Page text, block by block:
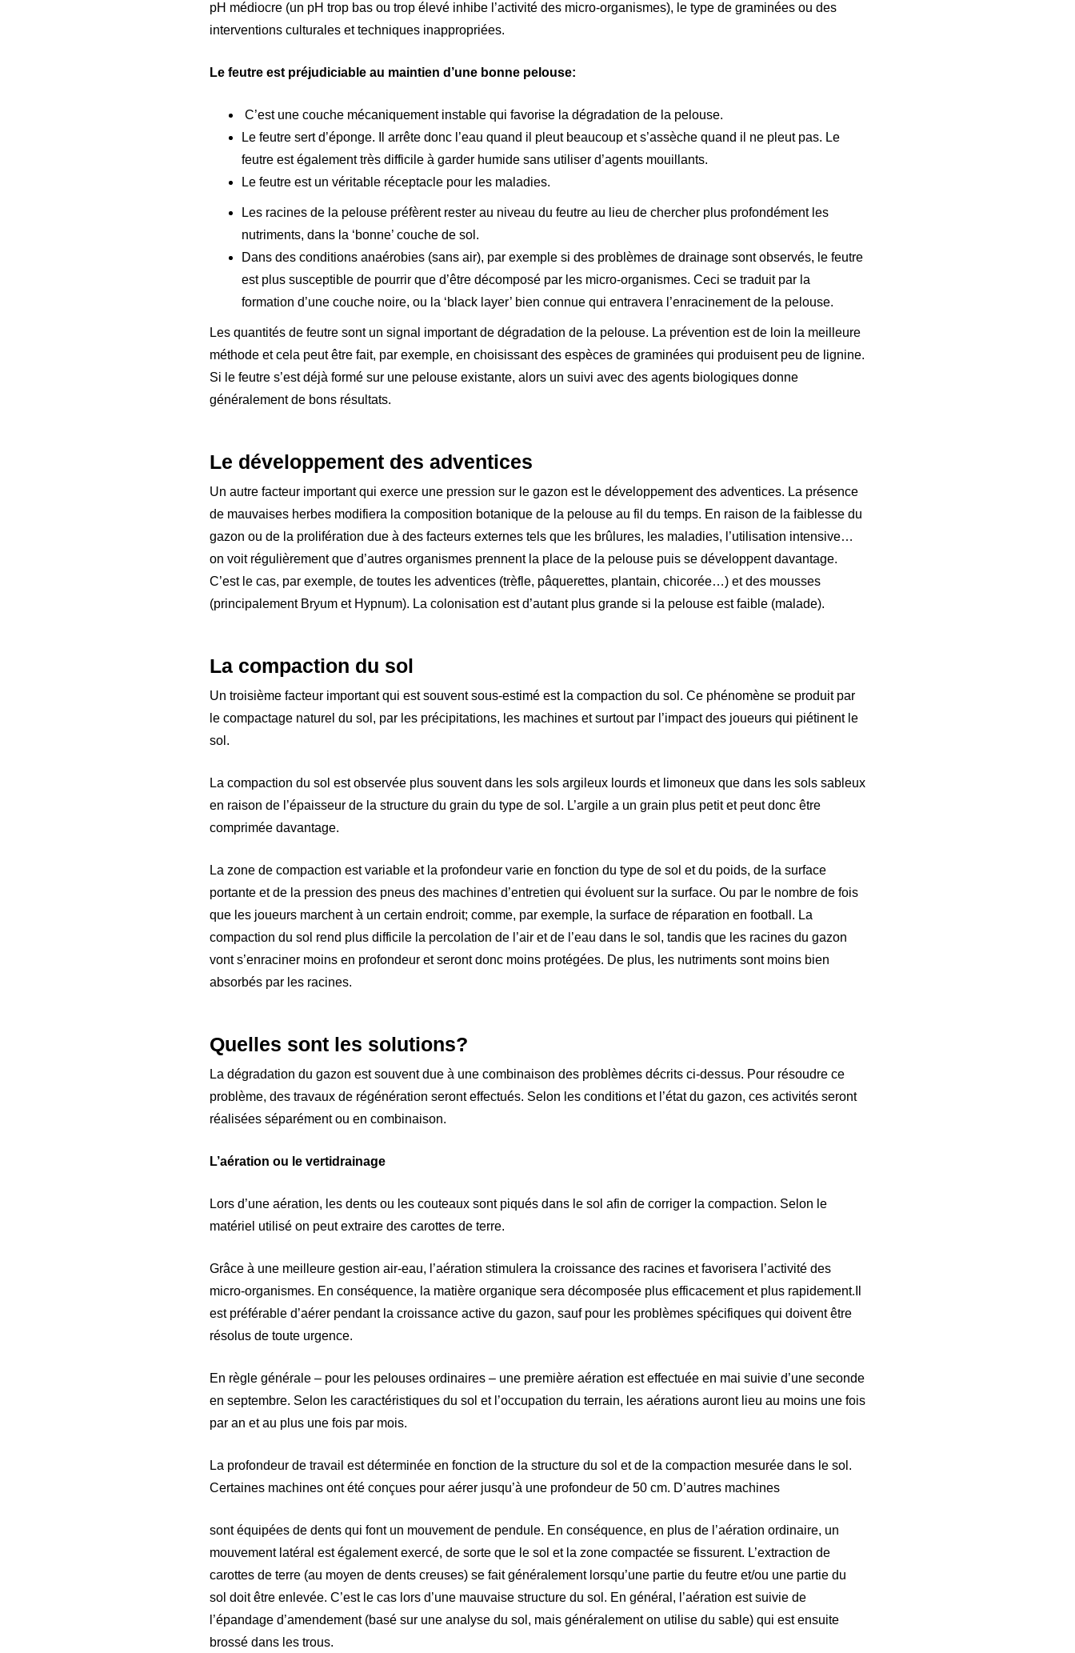
pH médiocre (un pH trop bas ou trop élevé inhibe l’activité des micro-organismes), le type de graminées ou des
interventions culturales et techniques inappropriées.
Le feutre est préjudiciable au maintien d’une bonne pelouse:
C’est une couche mécaniquement instable qui favorise la dégradation de la pelouse.
Le feutre sert d’éponge. Il arrête donc l’eau quand il pleut beaucoup et s’assèche quand il ne pleut pas. Le
feutre est également très difficile à garder humide sans utiliser d’agents mouillants.
Le feutre est un véritable réceptacle pour les maladies.
Les racines de la pelouse préfèrent rester au niveau du feutre au lieu de chercher plus profondément les
nutriments, dans la ‘bonne’ couche de sol.
Dans des conditions anaérobies (sans air), par exemple si des problèmes de drainage sont observés, le feutre
est plus susceptible de pourrir que d’être décomposé par les micro-organismes. Ceci se traduit par la
formation d’une couche noire, ou la ‘black layer’ bien connue qui entravera l’enracinement de la pelouse.
Les quantités de feutre sont un signal important de dégradation de la pelouse. La prévention est de loin la meilleure
méthode et cela peut être fait, par exemple, en choisissant des espèces de graminées qui produisent peu de lignine.
Si le feutre s’est déjà formé sur une pelouse existante, alors un suivi avec des agents biologiques donne
généralement de bons résultats.
Le développement des adventices
Un autre facteur important qui exerce une pression sur le gazon est le développement des adventices. La présence
de mauvaises herbes modifiera la composition botanique de la pelouse au fil du temps. En raison de la faiblesse du
gazon ou de la prolifération due à des facteurs externes tels que les brûlures, les maladies, l’utilisation intensive…
on voit régulièrement que d’autres organismes prennent la place de la pelouse puis se développent davantage.
C’est le cas, par exemple, de toutes les adventices (trèfle, pâquerettes, plantain, chicorée…) et des mousses
(principalement Bryum et Hypnum). La colonisation est d’autant plus grande si la pelouse est faible (malade).
La compaction du sol
Un troisième facteur important qui est souvent sous-estimé est la compaction du sol. Ce phénomène se produit par
le compactage naturel du sol, par les précipitations, les machines et surtout par l’impact des joueurs qui piétinent le
sol.
La compaction du sol est observée plus souvent dans les sols argileux lourds et limoneux que dans les sols sableux
en raison de l’épaisseur de la structure du grain du type de sol. L’argile a un grain plus petit et peut donc être
comprimée davantage.
La zone de compaction est variable et la profondeur varie en fonction du type de sol et du poids, de la surface
portante et de la pression des pneus des machines d’entretien qui évoluent sur la surface. Ou par le nombre de fois
que les joueurs marchent à un certain endroit; comme, par exemple, la surface de réparation en football. La
compaction du sol rend plus difficile la percolation de l’air et de l’eau dans le sol, tandis que les racines du gazon
vont s’enraciner moins en profondeur et seront donc moins protégées. De plus, les nutriments sont moins bien
absorbés par les racines.
Quelles sont les solutions?
La dégradation du gazon est souvent due à une combinaison des problèmes décrits ci-dessus. Pour résoudre ce
problème, des travaux de régénération seront effectués. Selon les conditions et l’état du gazon, ces activités seront
réalisées séparément ou en combinaison.
L’aération ou le vertidrainage
Lors d’une aération, les dents ou les couteaux sont piqués dans le sol afin de corriger la compaction. Selon le
matériel utilisé on peut extraire des carottes de terre.
Grâce à une meilleure gestion air-eau, l’aération stimulera la croissance des racines et favorisera l’activité des
micro-organismes. En conséquence, la matière organique sera décomposée plus efficacement et plus rapidement.Il
est préférable d’aérer pendant la croissance active du gazon, sauf pour les problèmes spécifiques qui doivent être
résolus de toute urgence.
En règle générale – pour les pelouses ordinaires – une première aération est effectuée en mai suivie d’une seconde
en septembre. Selon les caractéristiques du sol et l’occupation du terrain, les aérations auront lieu au moins une fois
par an et au plus une fois par mois.
La profondeur de travail est déterminée en fonction de la structure du sol et de la compaction mesurée dans le sol.
Certaines machines ont été conçues pour aérer jusqu’à une profondeur de 50 cm. D’autres machines
sont équipées de dents qui font un mouvement de pendule. En conséquence, en plus de l’aération ordinaire, un
mouvement latéral est également exercé, de sorte que le sol et la zone compactée se fissurent. L’extraction de
carottes de terre (au moyen de dents creuses) se fait généralement lorsqu’une partie du feutre et/ou une partie du
sol doit être enlevée. C’est le cas lors d’une mauvaise structure du sol. En général, l’aération est suivie de
l’épandage d’amendement (basé sur une analyse du sol, mais généralement on utilise du sable) qui est ensuite
brossé dans les trous.